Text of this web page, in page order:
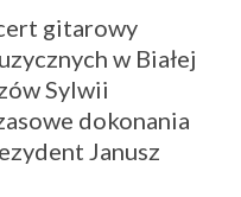
gitarowy
w Białej
Sylwii
dokonania
Janusz